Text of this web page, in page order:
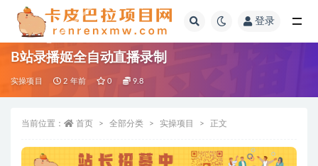
登录
B站录播姬全自动直播录制
实操项目 2 年前 0 9.8
当前位置： 首页 全部分类 实操项目 正文
全部